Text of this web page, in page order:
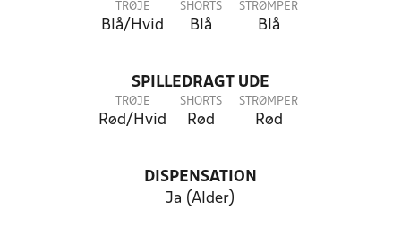
TRØJE
Blå/Hvid
SHORTS
Blå
STRØMPER
Blå
SPILLEDRAGT UDE
TRØJE
Rød/Hvid
SHORTS
Rød
STRØMPER
Rød
DISPENSATION
Ja (Alder)